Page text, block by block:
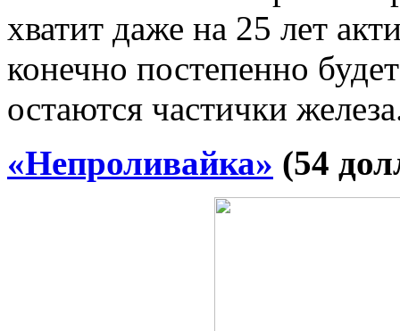
хватит даже на 25 лет
конечно постепенно
остаются частички
«Непроливайка» (54